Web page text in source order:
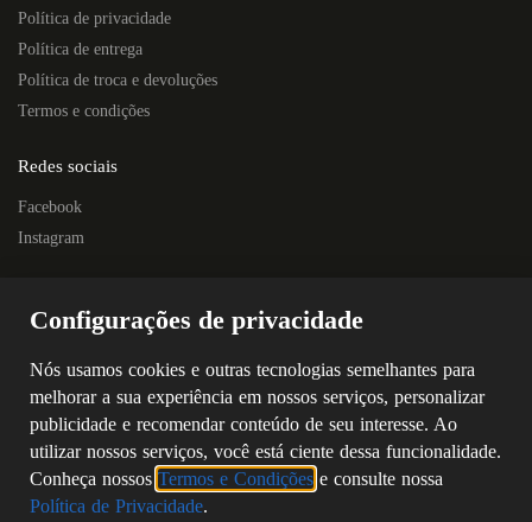
Política de privacidade
Política de entrega
Política de troca e devoluções
Termos e condições
Redes sociais
Facebook
Instagram
Rua Quintino Bocaiúva, 445E – Centro
Próximo à Escola Prof. Nelson Horostecki
CEP: 89802-250
(49) 3323-4687
(49) 98805-5869
Configurações de privacidade
Nós usamos cookies e outras tecnologias semelhantes para
melhorar a sua experiência em nossos serviços, personalizar
publicidade e recomendar conteúdo de seu interesse. Ao
utilizar nossos serviços, você está ciente dessa funcionalidade.
Conheça nossos Termos e Condições e consulte nossa
Política de Privacidade.